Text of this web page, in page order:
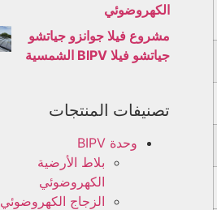
الكهروضوئي
مشروع فيلا جوانزو جياتشو
جياتشو فيلا BIPV الشمسية
تصنيفات المنتجات
وحدة BIPV
بلاط الأرضية
الكهروضوئي
الزجاج الكهروضوئي